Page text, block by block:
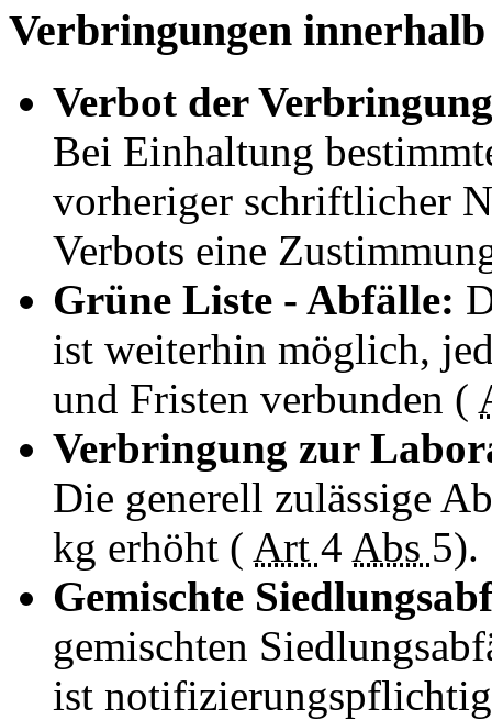
Verbringungen
Verbot der
Bei Einhaltung
vorheriger schriftlicher
Verbots eine
Grüne Liste - Abfälle:
ist weiterhin möglich,
und Fristen verbunden (
Verbringung zur
Die generell zulässige
kg erhöht ( Art 4 Abs 5).
Gemischte
gemischten
ist